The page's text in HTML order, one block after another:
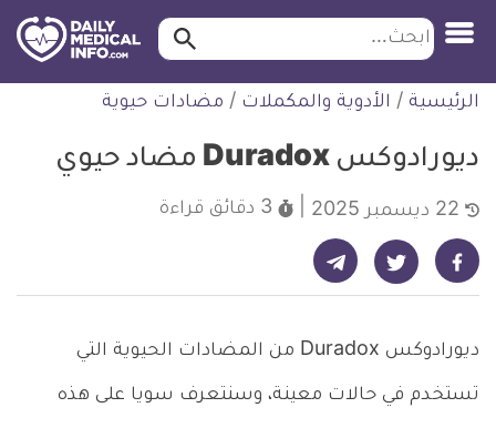
التخطي
للمحتوى
طبية
ابحث ابحث…
الرئيسية / الأدوية والمكملات / مضادات حيوية
ديورادوكس Duradox مضاد حيوي
3 دقائق قراءة
شارك على فيسبوك - ديلي ميديكال انفو شارك على تويتر - ديلي ميديكال انفو شارك على تيليجرام - ديلي ميديكال انفو
ديورادوكس Duradox من المضادات الحيوية التي
تستخدم في حالات معينة، وسنتعرف سويا على هذه